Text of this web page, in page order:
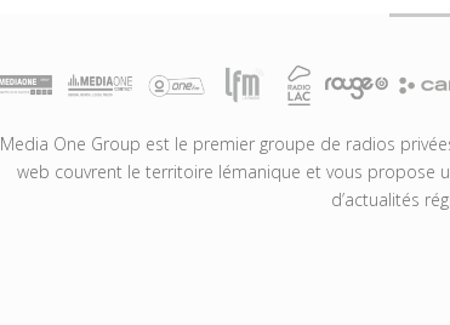
Media One Group est le premier groupe de radios
web couvrent le territoire lémanique et vous propose
d’actualités